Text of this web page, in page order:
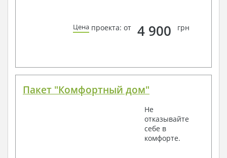
Цена проекта: от 4 900 грн
Пакет "Комфортный дом"
Не
отказывайте
себе в
комфорте.